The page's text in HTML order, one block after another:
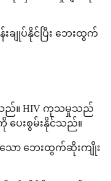
ချုပ်နိုင်ပြီး ဘေးထွက်
သည်။ HIV ကုသမှုသည်
ပေးစွမ်းနိုင်သည်။
သော ဘေးထွက်ဆိုးကျိုး